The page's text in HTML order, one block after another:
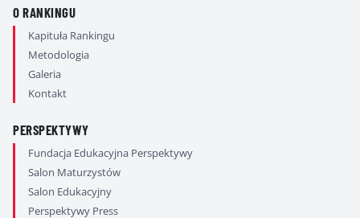
O RANKINGU
Kapituła Rankingu
Metodologia
Galeria
Kontakt
PERSPEKTYWY
Fundacja Edukacyjna Perspektywy
Salon Maturzystów
Salon Edukacyjny
Perspektywy Press